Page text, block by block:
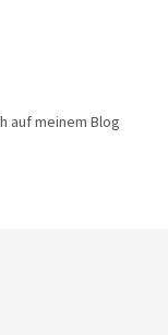
auf meinem Blog